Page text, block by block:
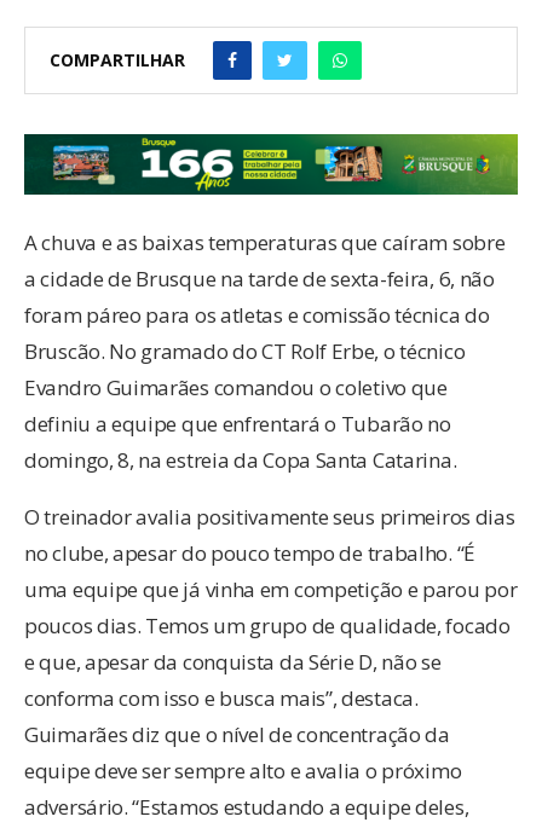
COMPARTILHAR
A chuva e as baixas temperaturas que caíram sobre
a cidade de Brusque na tarde de sexta-feira, 6, não
foram páreo para os atletas e comissão técnica do
Bruscão. No gramado do CT Rolf Erbe, o técnico
Evandro Guimarães comandou o coletivo que
definiu a equipe que enfrentará o Tubarão no
domingo, 8, na estreia da Copa Santa Catarina.
O treinador avalia positivamente seus primeiros dias
no clube, apesar do pouco tempo de trabalho. “É
uma equipe que já vinha em competição e parou por
poucos dias. Temos um grupo de qualidade, focado
e que, apesar da conquista da Série D, não se
conforma com isso e busca mais”, destaca.
Guimarães diz que o nível de concentração da
equipe deve ser sempre alto e avalia o próximo
adversário. “Estamos estudando a equipe deles,